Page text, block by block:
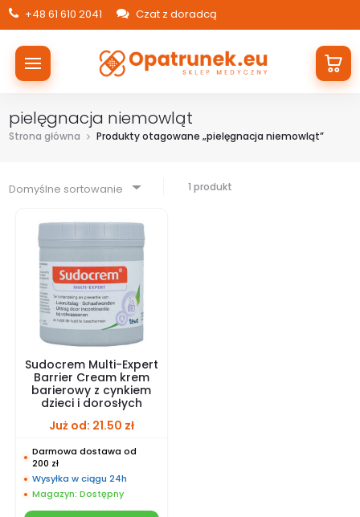
+48 61 610 2041 Czat z doradcą
pielęgnacja niemowląt
Strona główna Produkty otagowane „pielęgnacja niemowląt”
Domyślne sortowanie 1 produkt
Sudocrem Multi-Expert
Barrier Cream krem
barierowy z cynkiem
dzieci i dorosłych
Już od: 21.50 zł
Darmowa dostawa od
200 zł
Wysyłka w ciągu 24h
Magazyn: Dostępny